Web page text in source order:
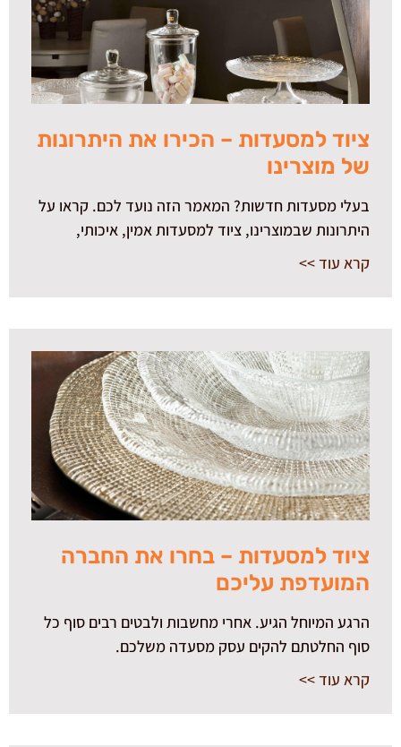
ציוד למסעדות – הכירו את היתרונות
של מוצרינו
בעלי מסעדות חדשות? המאמר הזה נועד לכם. קראו על
היתרונות שבמוצרינו, ציוד למסעדות אמין, איכותי,
קרא עוד >>
ציוד למסעדות – בחרו את החברה
המועדפת עליכם
הרגע המיוחל הגיע. אחרי מחשבות ולבטים רבים סוף כל
סוף החלטתם להקים עסק מסעדה משלכם.
קרא עוד >>